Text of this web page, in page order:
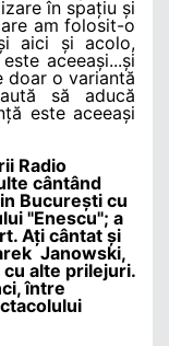
în spațiu și
am folosit-o
aici și acolo,
aceeași...și
doar o variantă
să aducă
este aceeași
Radio
cântând
București cu
"Enescu"; a
Ați cântat și
Janowski,
alte prilejuri.
între